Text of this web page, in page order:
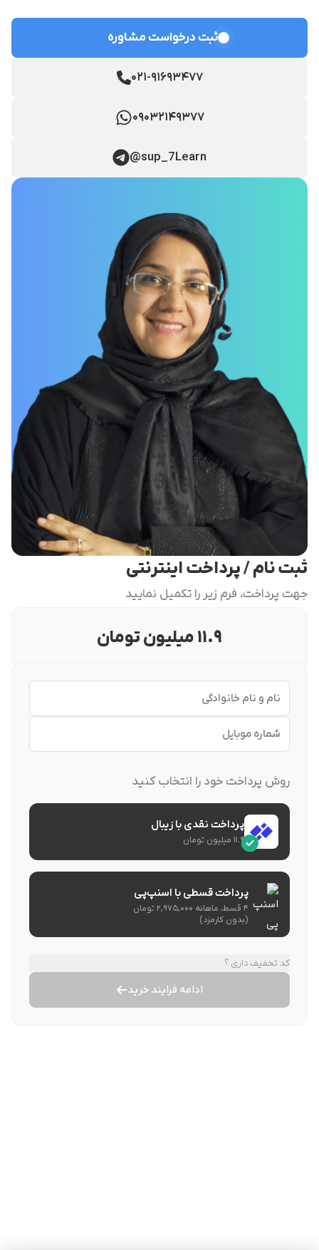
ثبت درخواست مشاوره
۰۲۱-۹۱۶۹۳۴۷۷
۰۹۰۳۲۱۴۹۳۷۷
@sup_7Learn
ثبت نام / پرداخت اینترنتی
جهت پرداخت، فرم زیر را تکمیل نمایید
۱۱.۹ میلیون تومان
روش پرداخت خود را انتخاب کنید
پرداخت نقدی با زیبال
۱۱.۹ میلیون تومان
پرداخت قسطی با اسنپ‌پی
۴ قسط، ماهانه ۲,۹۷۵,۰۰۰ تومان
(بدون کارمزد)
کد تخفیف داری ؟
ادامه فرایند خرید